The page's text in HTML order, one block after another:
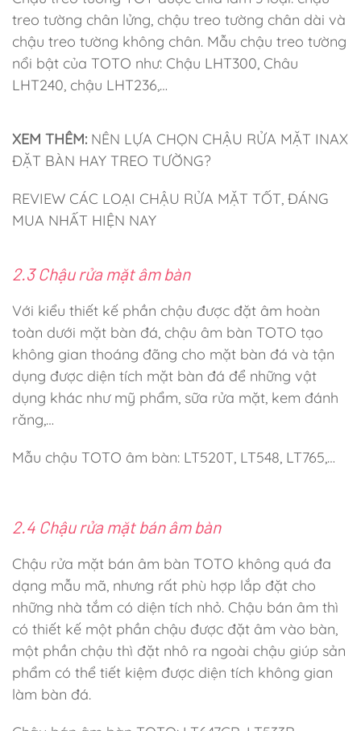
treo tường chân lửng, chậu treo tường chân dài và
chậu treo tường không chân. Mẫu chậu treo tường
nổi bật của TOTO như: Chậu LHT300, Châu
LHT240, chậu LHT236,…
XEM THÊM: NÊN LỰA CHỌN CHẬU RỬA MẶT INAX
ĐẶT BÀN HAY TREO TƯỜNG?
REVIEW CÁC LOẠI CHẬU RỬA MẶT TỐT, ĐÁNG
MUA NHẤT HIỆN NAY
2.3 Chậu rửa mặt âm bàn
Với kiểu thiết kế phần chậu được đặt âm hoàn
toàn dưới mặt bàn đá, chậu âm bàn TOTO tạo
không gian thoáng đãng cho mặt bàn đá và tận
dụng được diện tích mặt bàn đá để những vật
dụng khác như mỹ phẩm, sữa rửa mặt, kem đánh
răng,…
Mẫu chậu TOTO âm bàn: LT520T, LT548, LT765,…
2.4 Chậu rửa mặt bán âm bàn
Chậu rửa mặt bán âm bàn TOTO không quá đa
dạng mẫu mã, nhưng rất phù hợp lắp đặt cho
những nhà tắm có diện tích nhỏ. Chậu bán âm thì
có thiết kế một phần chậu được đặt âm vào bàn,
một phần chậu thì đặt nhô ra ngoài chậu giúp sản
phẩm có thể tiết kiệm được diện tích không gian
làm bàn đá.